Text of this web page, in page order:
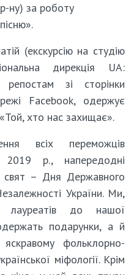
ну) за роботу
(екскурсію на студію
дирекція UA:
зі сторінки
Facebook, одержує
хто нас захищає».
всіх переможців
2019 р., напередодні
свят – Дня Державного
України. Ми,
лауреатів до нашої
подарунки, а й
фольклорно-
міфології. Крім